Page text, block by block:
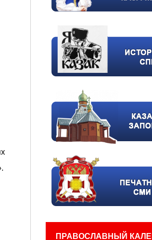
ПРАВОСЛАВНЫЙ